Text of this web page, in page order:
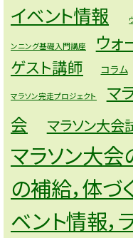
イベント情報
ンニング基礎入門講座 ウォ
ゲスト講師 コラム
マラソン完走プロジェクト マ
会
マラソン大会
マラソン大会
の補給，体づ
ベント情報，